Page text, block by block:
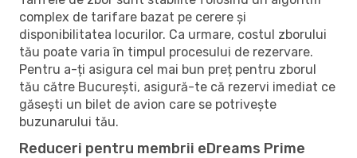
complex de tarifare bazat pe cerere și
disponibilitatea locurilor. Ca urmare, costul zborului
tău poate varia în timpul procesului de rezervare.
Pentru a-ți asigura cel mai bun preț pentru zborul
tău către București, asigură-te că rezervi imediat ce
găsești un bilet de avion care se potrivește
buzunarului tău.
Reduceri pentru membrii eDreams Prime